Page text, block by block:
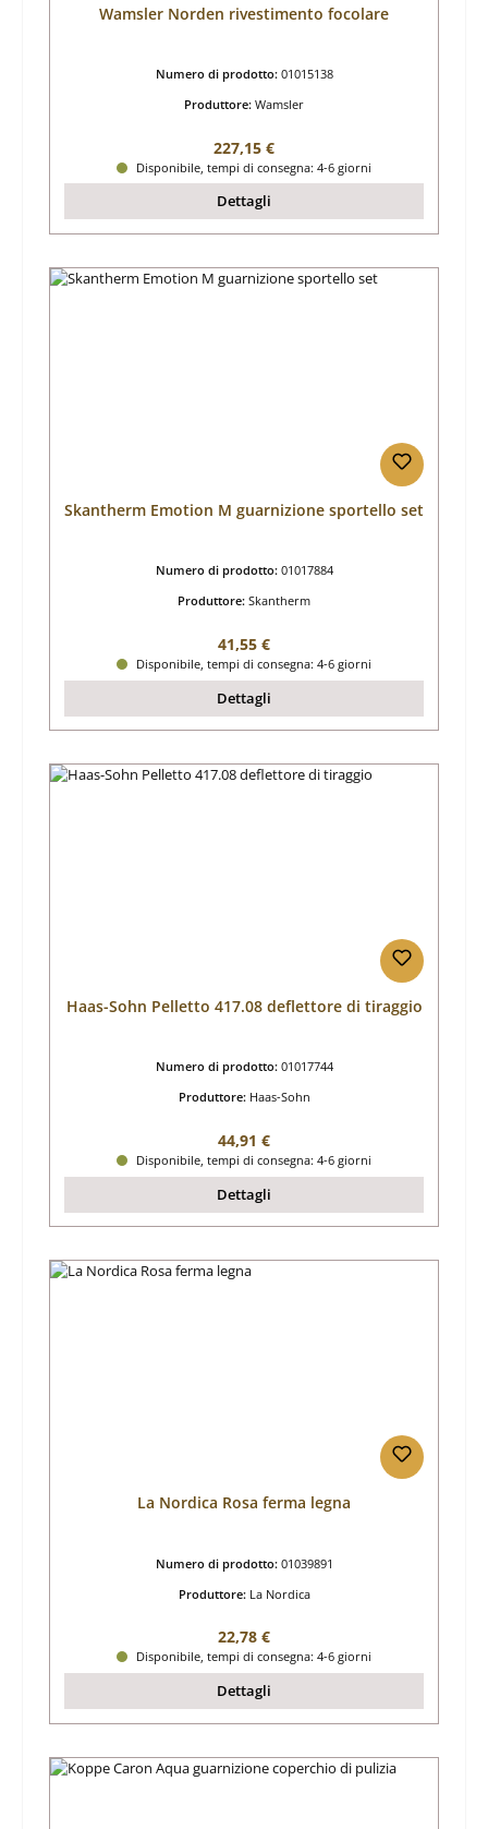
Wamsler Norden rivestimento focolare
Numero di prodotto: 01015138
Produttore: Wamsler
Prezzo normale:
227,15 €
Disponibile, tempi di consegna: 4-6 giorni
Dettagli
Skantherm Emotion M guarnizione sportello set
Numero di prodotto: 01017884
Produttore: Skantherm
Prezzo normale:
41,55 €
Disponibile, tempi di consegna: 4-6 giorni
Dettagli
Haas-Sohn Pelletto 417.08 deflettore di tiraggio
Numero di prodotto: 01017744
Produttore: Haas-Sohn
Prezzo normale:
44,91 €
Disponibile, tempi di consegna: 4-6 giorni
Dettagli
La Nordica Rosa ferma legna
Numero di prodotto: 01039891
Produttore: La Nordica
Prezzo normale:
22,78 €
Disponibile, tempi di consegna: 4-6 giorni
Dettagli